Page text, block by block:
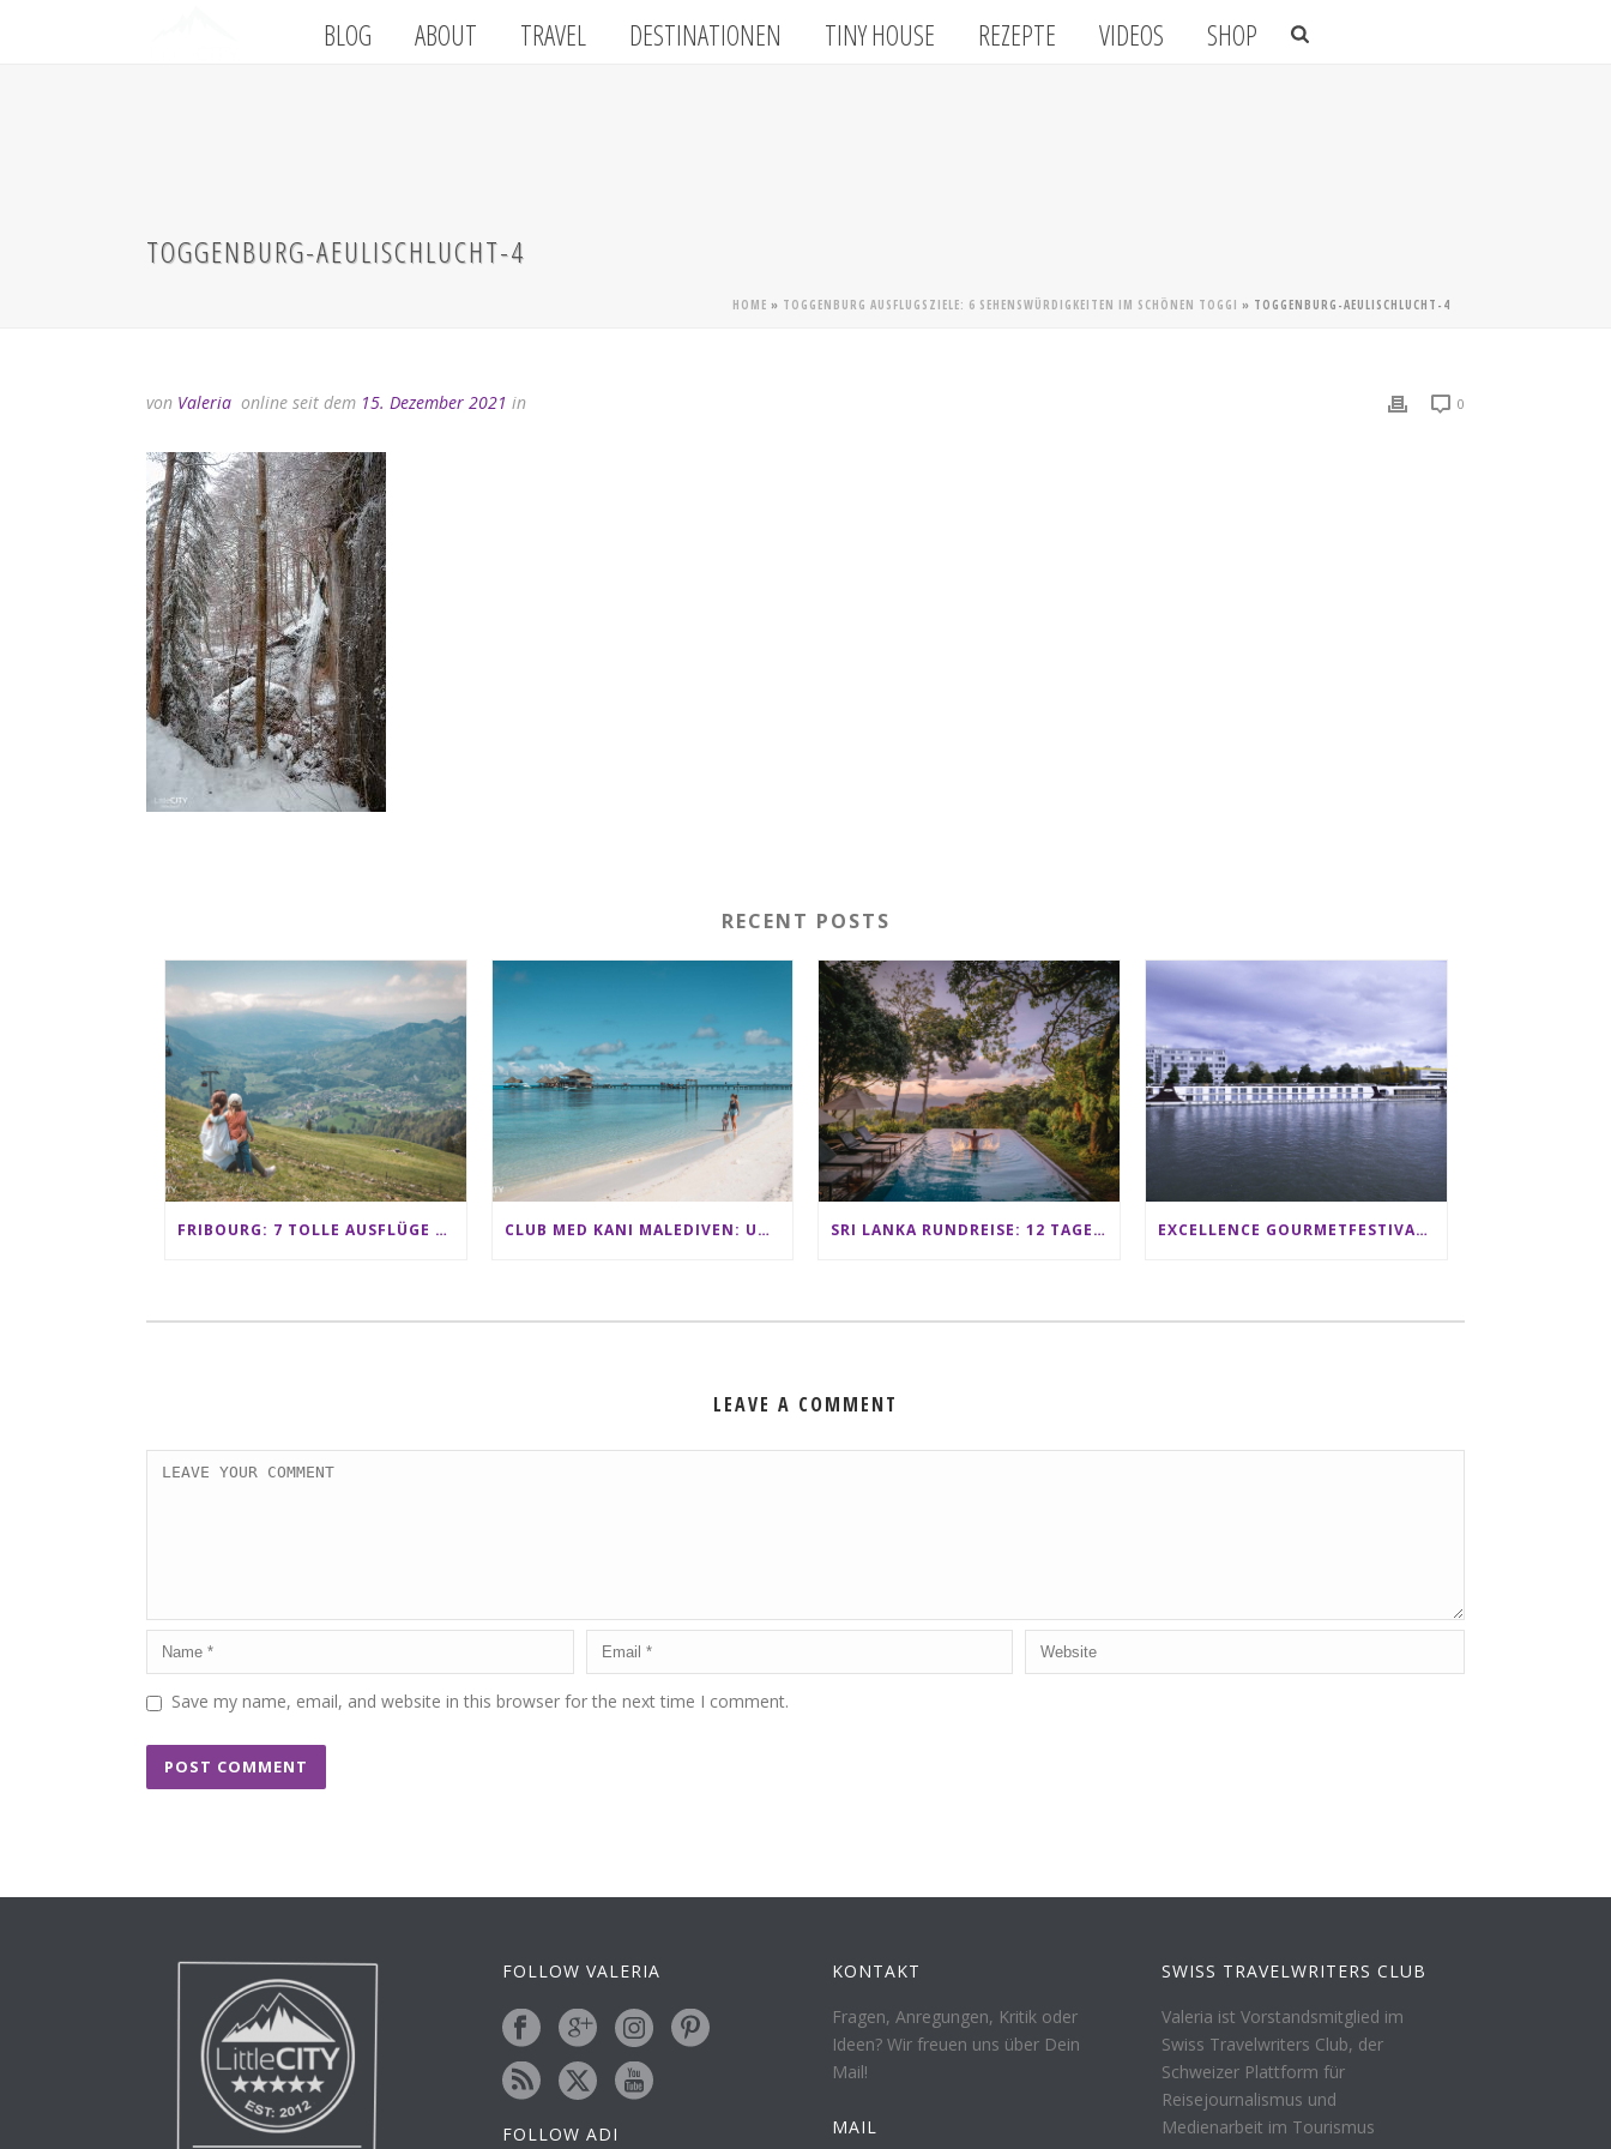
BLOG ABOUT TRAVEL DESTINATIONEN TINY HOUSE REZEPTE VIDEOS SHOP
TOGGENBURG-AEULISCHLUCHT-4
HOME » TOGGENBURG AUSFLUGSZIELE: 6 SEHENSWÜRDIGKEITEN IM SCHÖNEN TOGGI » TOGGENBURG-AEULISCHLUCHT-4
von Valeria online seit dem 15. Dezember 2021 in 0
RECENT POSTS
FRIBOURG: 7 TOLLE AUSFLÜGE FÜR FAMILIEN VON CHARMEY BIS LES PACCOTS CLUB MED KANI MALEDIVEN: UNSERE ERFAHRUNGEN IM ALL-INCLUSIVE PARADIES SRI LANKA RUNDREISE: 12 TAGE ZWISCHEN ELEFANTEN, TEEPLANTAGEN & STRAND ALS FAMILIE EXCELLENCE GOURMETFESTIVAL ´25: ZWEI STERNEKÖCHE ANTONIO GUIDA & DARIO MORESCO VERWÖHNEN IHRE GÄSTE AUF EINER LUXERIÖSEN SCHIFFSREISE
LEAVE A COMMENT
Save my name, email, and website in this browser for the next time I comment.
FOLLOW VALERIA
FOLLOW ADI
KONTAKT
Fragen, Anregungen, Kritik oder
Ideen? Wir freuen uns über Dein
Mail!
MAIL
SWISS TRAVELWRITERS CLUB
Valeria ist Vorstandsmitglied im
Swiss Travelwriters Club, der
Schweizer Plattform für
Reisejournalismus und
Medienarbeit im Tourismus